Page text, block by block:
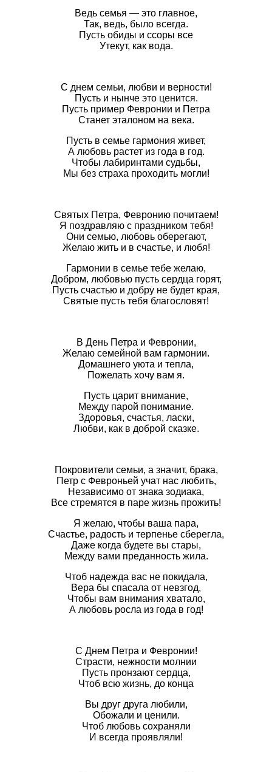
Ведь семья — это главное,
Так, ведь, было всегда.
Пусть обиды и ссоры все
Утекут, как вода.
С днем семьи, любви и верности!
Пусть и нынче это ценится.
Пусть пример Февронии и Петра
Станет эталоном на века.
Пусть в семье гармония живет,
А любовь растет из года в год.
Чтобы лабиринтами судьбы,
Мы без страха проходить могли!
Святых Петра, Февронию почитаем!
Я поздравляю с праздником тебя!
Они семью, любовь оберегают,
Желаю жить и в счастье, и любя!
Гармонии в семье тебе желаю,
Добром, любовью пусть сердца горят,
Пусть счастью и добру не будет края,
Святые пусть тебя благословят!
В День Петра и Февронии,
Желаю семейной вам гармонии.
Домашнего уюта и тепла,
Пожелать хочу вам я.
Пусть царит внимание,
Между парой понимание.
Здоровья, счастья, ласки,
Любви, как в доброй сказке.
Покровители семьи, а значит, брака,
Петр с Февроньей учат нас любить,
Независимо от знака зодиака,
Все стремятся в паре жизнь прожить!
Я желаю, чтобы ваша пара,
Счастье, радость и терпенье сберегла,
Даже когда будете вы стары,
Между вами преданность жила.
Чтоб надежда вас не покидала,
Вера бы спасала от невзгод,
Чтобы вам внимания хватало,
А любовь росла из года в год!
С Днем Петра и Февронии!
Страсти, нежности молнии
Пусть пронзают сердца,
Чтоб всю жизнь, до конца
Вы друг друга любили,
Обожали и ценили.
Чтоб любовь сохраняли
И всегда проявляли!